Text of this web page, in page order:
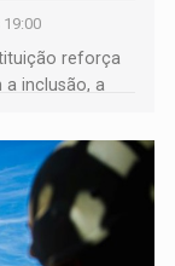
reforça
inclusão, a